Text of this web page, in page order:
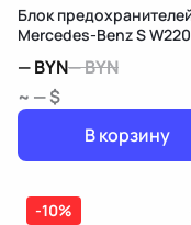
Блок
Mercedes-Benz S W220
—BYN—BYN
~ — $
В корзину
-10%